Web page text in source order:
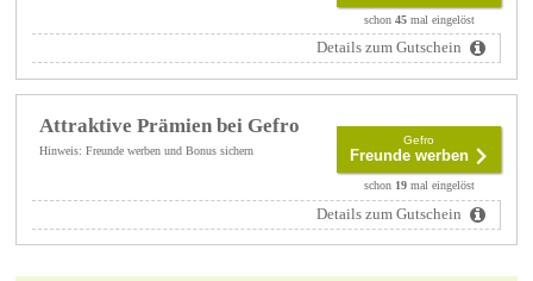
schon 45mal eingelöst
Details zum Gutschein
Attraktive Prämien bei Gefro
Hinweis: Freunde werben und Bonus sichern
Gefro
Freunde werben
schon 19mal eingelöst
Details zum Gutschein